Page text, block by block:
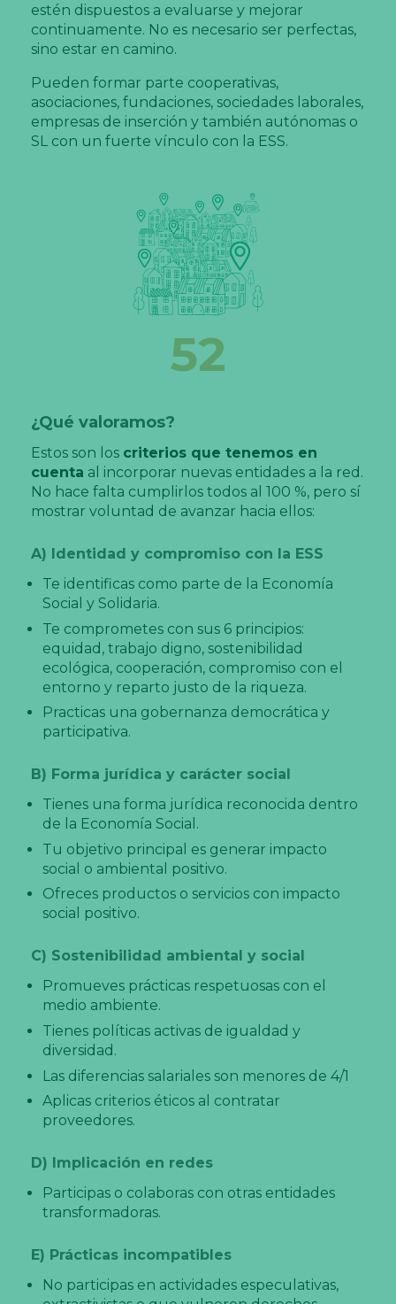
estén dispuestos a evaluarse y mejorar
continuamente. No es necesario ser perfectas,
sino estar en camino.
Pueden formar parte cooperativas,
asociaciones, fundaciones, sociedades laborales,
empresas de inserción y también autónomas o
SL con un fuerte vínculo con la ESS.
69
¿Qué valoramos?
Estos son los criterios que tenemos en
cuenta al incorporar nuevas entidades a la red.
No hace falta cumplirlos todos al 100 %, pero sí
mostrar voluntad de avanzar hacia ellos:
A) Identidad y compromiso con la ESS
Te identificas como parte de la Economía
Social y Solidaria.
Te comprometes con sus 6 principios:
equidad, trabajo digno, sostenibilidad
ecológica, cooperación, compromiso con el
entorno y reparto justo de la riqueza.
Practicas una gobernanza democrática y
participativa.
B) Forma jurídica y carácter social
Tienes una forma jurídica reconocida dentro
de la Economía Social.
Tu objetivo principal es generar impacto
social o ambiental positivo.
Ofreces productos o servicios con impacto
social positivo.
C) Sostenibilidad ambiental y social
Promueves prácticas respetuosas con el
medio ambiente.
Tienes políticas activas de igualdad y
diversidad.
Las diferencias salariales son menores de 4/1
Aplicas criterios éticos al contratar
proveedores.
D) Implicación en redes
Participas o colaboras con otras entidades
transformadoras.
E) Prácticas incompatibles
No participas en actividades especulativas,